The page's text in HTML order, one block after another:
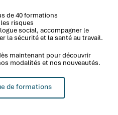
de 40 formations
risques
social, accompagner le
la sécurité et la santé au travail.
maintenant pour découvrir
modalités et nos nouveautés.
de formations